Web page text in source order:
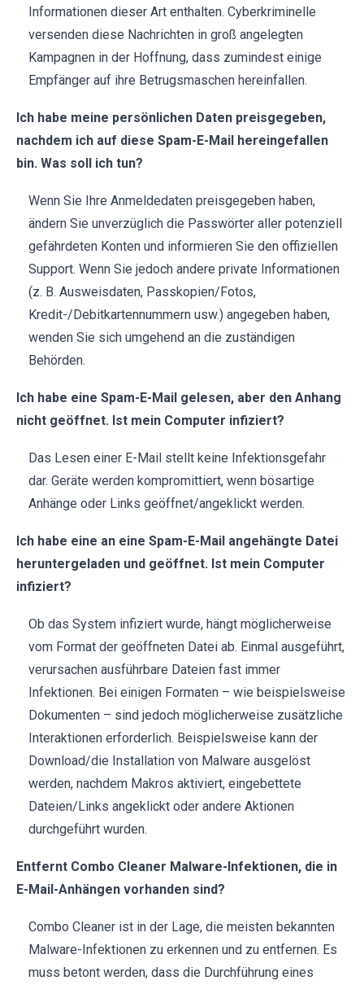
Informationen dieser Art enthalten. Cyberkriminelle
versenden diese Nachrichten in groß angelegten
Kampagnen in der Hoffnung, dass zumindest einige
Empfänger auf ihre Betrugsmaschen hereinfallen.
Ich habe meine persönlichen Daten preisgegeben,
nachdem ich auf diese Spam-E-Mail hereingefallen
bin. Was soll ich tun?
Wenn Sie Ihre Anmeldedaten preisgegeben haben,
ändern Sie unverzüglich die Passwörter aller potenziell
gefährdeten Konten und informieren Sie den offiziellen
Support. Wenn Sie jedoch andere private Informationen
(z. B. Ausweisdaten, Passkopien/Fotos,
Kredit-/Debitkartennummern usw.) angegeben haben,
wenden Sie sich umgehend an die zuständigen
Behörden.
Ich habe eine Spam-E-Mail gelesen, aber den Anhang
nicht geöffnet. Ist mein Computer infiziert?
Das Lesen einer E-Mail stellt keine Infektionsgefahr
dar. Geräte werden kompromittiert, wenn bösartige
Anhänge oder Links geöffnet/angeklickt werden.
Ich habe eine an eine Spam-E-Mail angehängte Datei
heruntergeladen und geöffnet. Ist mein Computer
infiziert?
Ob das System infiziert wurde, hängt möglicherweise
vom Format der geöffneten Datei ab. Einmal ausgeführt,
verursachen ausführbare Dateien fast immer
Infektionen. Bei einigen Formaten – wie beispielsweise
Dokumenten – sind jedoch möglicherweise zusätzliche
Interaktionen erforderlich. Beispielsweise kann der
Download/die Installation von Malware ausgelöst
werden, nachdem Makros aktiviert, eingebettete
Dateien/Links angeklickt oder andere Aktionen
durchgeführt wurden.
Entfernt Combo Cleaner Malware-Infektionen, die in
E-Mail-Anhängen vorhanden sind?
Combo Cleaner ist in der Lage, die meisten bekannten
Malware-Infektionen zu erkennen und zu entfernen. Es
muss betont werden, dass die Durchführung eines